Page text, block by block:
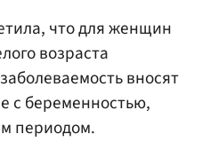
что для женщин
возраста
вносят
с беременностью,
периодом.